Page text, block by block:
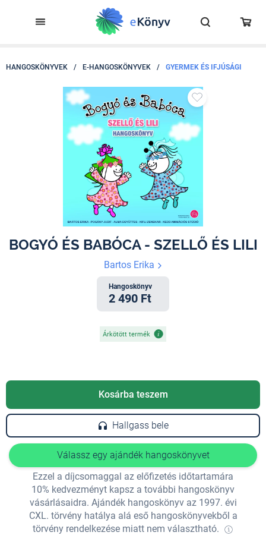
HANGOSKÖNYVEK / E-HANGOSKÖNYVEK / GYERMEK ÉS IFJÚSÁGI
BOGYÓ ÉS BABÓCA - SZELLŐ ÉS LILI
Bartos Erika
Hangoskönyv
2 490 Ft
Árkötött termék
Kosárba teszem
Hallgass bele
Válassz egy ajándék hangoskönyvet
Ezzel a díjcsomaggal az előfizetés időtartamára
10% kedvezményt kapsz a további hangoskönyv
vásárlásaidra. Ajándék hangoskönyv az 1997. évi
CXL. törvény hatálya alá eső hangoskönyvekből a
törvény rendelkezése miatt nem választható.